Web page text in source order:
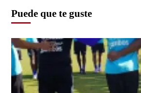
Puede que te guste